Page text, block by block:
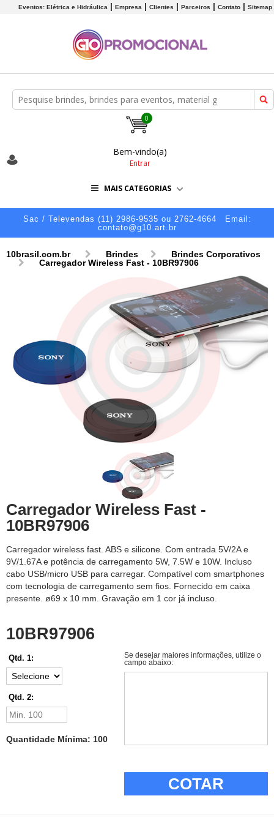
Eventos: Elétrica e Hidráulica Empresa Clientes Parceiros Contato Sitemap
0
Bem-vindo(a)
Entrar
MAIS CATEGORIAS
Sac / Televendas (11) 2986-9535 ou 2762-4664
Email:
contato@g10.art.br
10brasil.com.br Brindes
Brindes Corporativos
Carregador Wireless Fast - 10BR97906
Carregador Wireless Fast -
10BR97906
Carregador wireless fast. ABS e silicone. Com entrada 5V/2A e
9V/1.67A e potência de carregamento 5W, 7.5W e 10W. Incluso
cabo USB/micro USB para carregar. Compatível com smartphones
com tecnologia de carregamento sem fios. Fornecido em caixa
presente. ø69 x 10 mm. Gravação em 1 cor já incluso.
10BR97906
Qtd. 1:
Qtd. 2:
Quantidade Mínima: 100
Se desejar maiores informações, utilize o
campo abaixo:
COTAR